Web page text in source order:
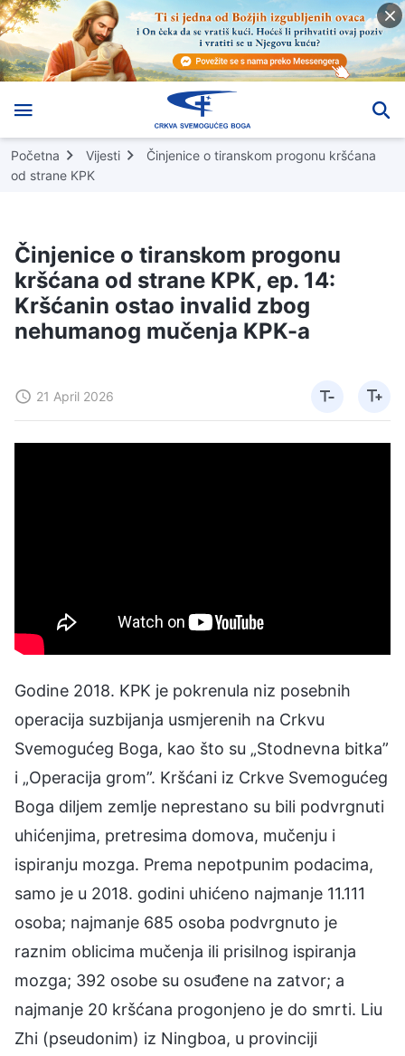
Početna Vijesti
Činjenice o tiranskom progonu kršćana
od strane KPK
Činjenice o tiranskom progonu
kršćana od strane KPK, ep. 14:
Kršćanin ostao invalid zbog
nehumanog mučenja KPK-a
21 April 2026
Godine 2018. KPK je pokrenula niz posebnih
operacija suzbijanja usmjerenih na Crkvu
Svemogućeg Boga, kao što su „Stodnevna bitka”
i „Operacija grom”. Kršćani iz Crkve Svemogućeg
Boga diljem zemlje neprestano su bili podvrgnuti
uhićenjima, pretresima domova, mučenju i
ispiranju mozga. Prema nepotpunim podacima,
samo je u 2018. godini uhićeno najmanje 11.111
osoba; najmanje 685 osoba podvrgnuto je
raznim oblicima mučenja ili prisilnog ispiranja
mozga; 392 osobe su osuđene na zatvor; a
najmanje 20 kršćana progonjeno je do smrti. Liu
Zhi (pseudonim) iz Ningboa, u provinciji